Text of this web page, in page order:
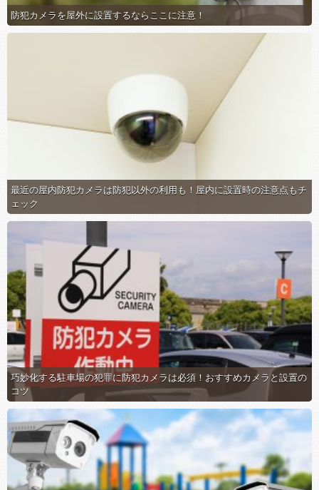
防犯カメラを屋外に設置するならここに注意！
最近の屋内防犯カメラは防犯以外の利用も！屋内に設置時の注意点もチ
ェック
巧妙化する駐車場の犯罪に防犯カメラは必須！おすすめカメラと設置の
コツ